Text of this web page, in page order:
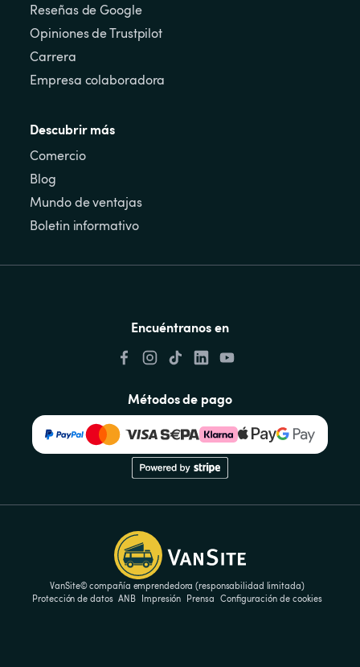
Reseñas de Google
Opiniones de Trustpilot
Carrera
Empresa colaboradora
Descubrir más
Comercio
Blog
Mundo de ventajas
Boletin informativo
Encuéntranos en
Métodos de pago
VanSite© compañía emprendedora (responsabilidad limitada)
Protección de datos ANB Impresión Prensa Configuración de cookies